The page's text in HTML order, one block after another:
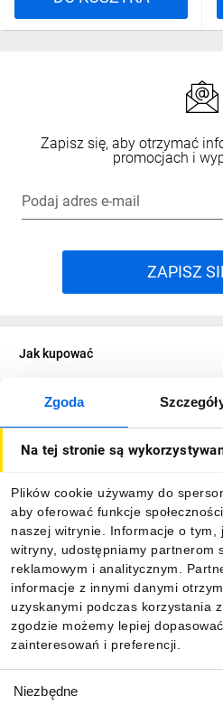
Zgoda
Na tej stronie są
Plików cookie używamy do
aby oferować funkcje
naszej witrynie. Informacje o tym,
witryny, udostępniamy partnerom
reklamowym i analitycznym.
informacje z innymi danymi
uzyskanymi podczas korzystania
zgodzie możemy lepiej
zainteresowań i preferencji.
zgody
Niezbędne
Zapisz się, aby otrzymać
promocjach i
Podaj adres e-mail
ZAPISZ
Jak kupować
O firmie
Informacje
Pobierz naszą